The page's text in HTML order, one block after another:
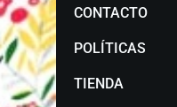
CONTACTO
POLÍTICAS
TIENDA